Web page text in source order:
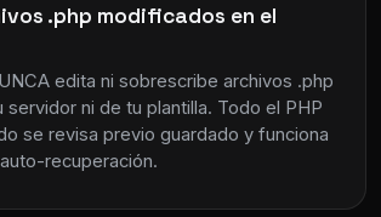
.php modificados en el
edita ni sobrescribe archivos .php
ni de tu plantilla. Todo el PHP
se revisa previo guardado y funciona
recuperación.